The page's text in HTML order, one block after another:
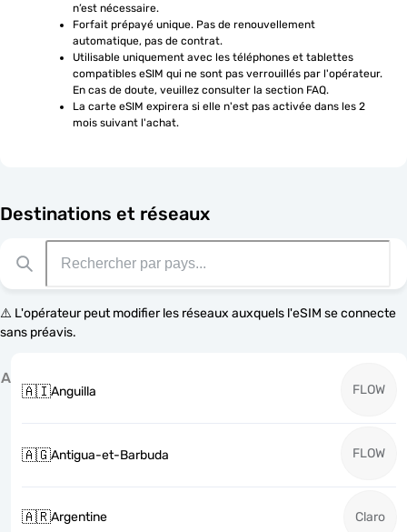
n’est nécessaire.
Forfait prépayé unique. Pas de renouvellement
automatique, pas de contrat.
Utilisable uniquement avec les téléphones et tablettes
compatibles eSIM qui ne sont pas verrouillés par l'opérateur.
En cas de doute, veuillez consulter la section FAQ.
La carte eSIM expirera si elle n'est pas activée dans les 2
mois suivant l'achat.
Destinations et réseaux
⚠️ L'opérateur peut modifier les réseaux auxquels l'eSIM se connecte
sans préavis.
A
🇦🇮Anguilla FLOW
🇦🇬Antigua-et-Barbuda FLOW
🇦🇷Argentine Claro